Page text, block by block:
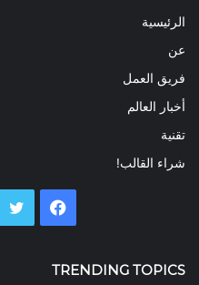
الرئيسية
عن
فريق العمل
أخبار العالم
تقنية
شراء القالب!
فيسبوك
TRENDING TOPICS